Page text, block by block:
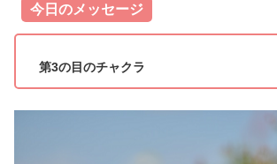
今日のメッセージ
第3の目のチャクラ